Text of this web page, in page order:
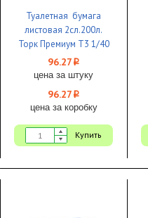
Туалетная бумага
листовая 2сл.200л.
Торк Премиум T3 1/40
96.27 i
цена за штуку
96.27 i
цена за коробку
Купить